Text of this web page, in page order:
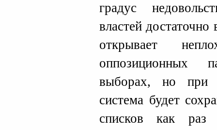
градус
властей
открывает
оппозиционных
выборах, но при
система будет
списков как